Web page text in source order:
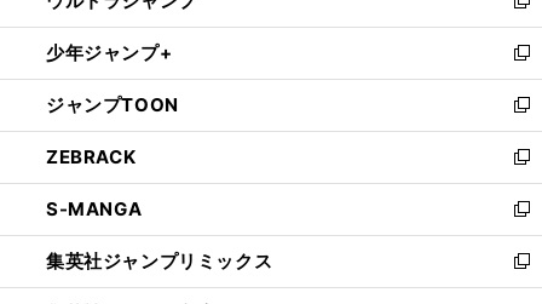
開
く
ウ
で
開
く
ン
ド
ウ
で
開
く
い
ウ
ィ
ン
ド
ウ
で
開
く
新
し
い
ウ
ィ
ン
ド
ウ
で
開
く
少年ジャンプ+
新
し
い
ウ
ィ
ン
ド
ウ
で
開
ジャンプTOON
新
し
い
ウ
ィ
ン
ド
ウ
ZEBRACK
新
し
い
ウ
ィ
ン
S-MANGA
新
し
い
ウ
集英社ジャンプリミックス
新
し